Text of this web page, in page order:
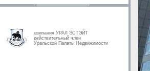
компания УРАЛ ЭСТЭЙТ
действительный член
Уральской Палаты Недвижимости